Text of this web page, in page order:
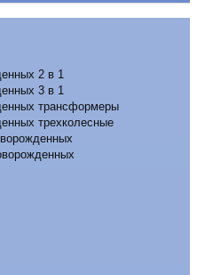
2 в 1
3 в 1
трансформеры
трехколесные